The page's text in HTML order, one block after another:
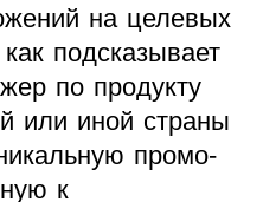
на целевых
подсказывает
по продукту
или иной страны
промо-
к